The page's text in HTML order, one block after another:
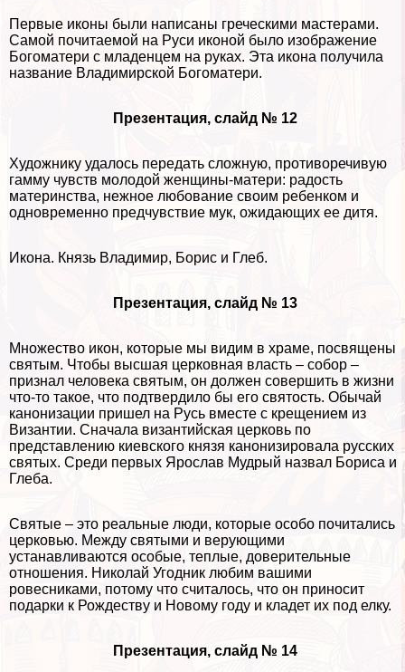
Первые иконы были написаны греческими мастерами.
Самой почитаемой на Руси иконой было изображение
Богоматери с младенцем на руках. Эта икона получила
название Владимирской Богоматери.
Презентация, слайд № 12
Художнику удалось передать сложную, противоречивую
гамму чувств молодой женщины-матери: радость
материнства, нежное любование своим ребенком и
одновременно предчувствие мук, ожидающих ее дитя.
Икона. Князь Владимир, Борис и Глеб.
Презентация, слайд № 13
Множество икон, которые мы видим в храме, посвящены
святым. Чтобы высшая церковная власть – собор –
признал человека святым, он должен совершить в жизни
что-то такое, что подтвердило бы его святость. Обычай
канонизации пришел на Русь вместе с крещением из
Византии. Сначала византийская церковь по
представлению киевского князя канонизировала русских
святых. Среди первых Ярослав Мудрый назвал Бориса и
Глеба.
Святые – это реальные люди, которые особо почитались
церковью. Между святыми и верующими
устанавливаются особые, теплые, доверительные
отношения. Николай Угодник любим вашими
ровесниками, потому что считалось, что он приносит
подарки к Рождеству и Новому году и кладет их под елку.
Презентация, слайд № 14